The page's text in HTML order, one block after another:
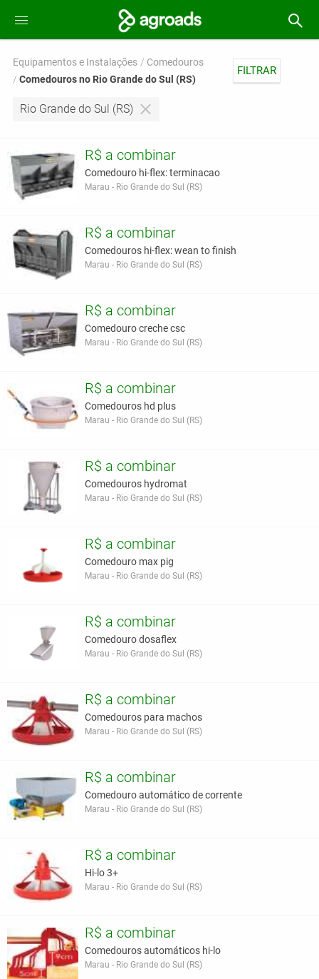
Equipamentos e Instalações
Comedouros
Comedouros no Rio Grande do Sul (RS)
FILTRAR
Rio Grande do Sul (RS)
R$ a combinar
Comedouro hi-flex: terminacao
Marau - Rio Grande do Sul (RS)
R$ a combinar
Comedouros hi-flex: wean to finish
Marau - Rio Grande do Sul (RS)
R$ a combinar
Comedouro creche csc
Marau - Rio Grande do Sul (RS)
R$ a combinar
Comedouros hd plus
Marau - Rio Grande do Sul (RS)
R$ a combinar
Comedouros hydromat
Marau - Rio Grande do Sul (RS)
R$ a combinar
Comedouro max pig
Marau - Rio Grande do Sul (RS)
R$ a combinar
Comedouro dosaflex
Marau - Rio Grande do Sul (RS)
R$ a combinar
Comedouros para machos
Marau - Rio Grande do Sul (RS)
R$ a combinar
Comedouro automático de corrente
Marau - Rio Grande do Sul (RS)
R$ a combinar
Hi-lo 3+
Marau - Rio Grande do Sul (RS)
R$ a combinar
Comedouros automáticos hi-lo
Marau - Rio Grande do Sul (RS)